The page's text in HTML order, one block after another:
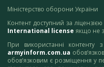
Міністерство оборони України
Контент доступний за ліцензією
International license якщо не
При використанні контенту
armyinform.com.ua
обов’язковим є розміщення у